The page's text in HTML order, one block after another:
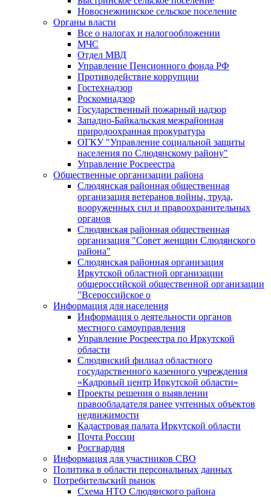
Новоснежнинское сельское поселение
Органы власти
Все о налогах и налогообложении
МЧС
Отдел МВД
Управление Пенсионного фонда РФ
Противодействие коррупции
Гостехнадзор
Роскомнадзор
Государственный пожарный надзор
Западно-Байкальская межрайонная
природоохранная прокуратура
ОГКУ "Управление социальной защиты
населения по Слюдянскому району"
Управление Росреестра
Общественные организации района
Слюдянская районная общественная
организация ветеранов войны, труда,
вооруженных сил и правоохранительных
органов
Слюдянская районная общественная
организация "Совет женщин Слюдянского
района"
Слюдянская районная организация
Иркутской областной организации
общероссийской общественной организации
"Всероссийское о
Информация для населения
Информация о деятельности органов
местного самоуправления
Управление Росреестра по Иркутской
области
Слюдянский филиал областного
государственного казенного учреждения
«Кадровый центр Иркутской области»
Проекты решения о выявлении
правообладателя ранее учтенных объектов
недвижимости
Кадастровая палата Иркутской области
Почта России
Росгвардия
Информация для участников СВО
Политика в области персональных данных
Потребительский рынок
Схема НТО Слюдянского района